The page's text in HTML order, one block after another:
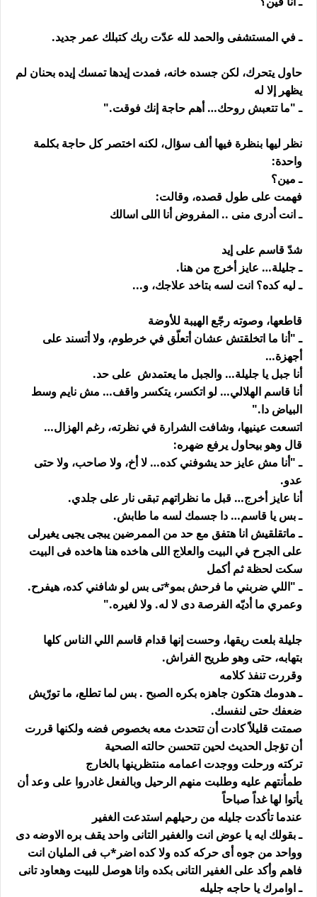
ـ في المستشفى والحمد لله عدّت ربك كتبلك عمر جديد.
حاول يتحرك، لكن جسده خانه، فمدت إيدها تمسك إيده بحنان لم
يظهر إلا له
ـ "ما تتعبش روحك… أهم حاجة إنك فوقت."
نظر ليها بنظرة فيها ألف سؤال، لكنه اختصر كل حاجة بكلمة
واحدة:
ـ مين؟
فهمت على طول قصده، وقالت:
ـ انت أدرى منى .. المفروض أنا اللى اسالك
شدّ قاسم على إيد
ـ جليلة… عايز أخرج من هنا.
ـ ليه كده؟ انت لسه بتاخد علاجك، و...
قاطعها، وصوته رجّع الهيبة للأوضة
ـ "أنا ما اتخلقتش عشان أتعلّق في خرطوم، ولا أتسند على
أجهزة…
أنا جبل يا جليلة… والجبل ما يعتمدش على حد.
أنا قاسم الهلالي… لو اتكسر، يتكسر واقف… مش نايم وسط
البياض دا."
اتسعت عينيها، وشافت الشرارة في نظرته، رغم الهزال…
قال وهو بيحاول يرفع ضهره:
ـ "أنا مش عايز حد يشوفني كده… لا أخ، ولا صاحب، ولا حتى
عدو.
أنا عايز أخرج… قبل ما نظراتهم تبقى نار على جلدي.
ـ بس يا قاسم… دا جسمك لسه ما طابش.
ـ ماتقلقيش انا هتفق مع حد من الممرضين يبجى يجيى يغيرلى
على الجرح في البيت والعلاج اللى هاخده هنا هاخده فى البيت
سكت لحظة ثم أكمل
ـ "اللي ضربني ما فرحش بمو*تى بس لو شافني كده، هيفرح.
وعمري ما أديّه الفرصة دى لا له. ولا لغيره."
جليلة بلعت ريقها، وحست إنها قدام قاسم اللي الناس كلها
بتهابه، حتى وهو طريح الفراش.
وقررت تنفذ كلامه
ـ هدومك هتكون جاهزه بكره الصبح . بس لما تطلع، ما تورّيش
ضعفك حتى لنفسك.
صمتت قليلاً كادت أن تتحدث معه بخصوص فضه ولكنها قررت
أن تؤجل الحديث لحين تتحسن حالته الصحية
تركته ورحلت ووجدت اعمامه منتظرينها بالخارج
طمأنتهم عليه وطلبت منهم الرحيل وبالفعل غادروا على وعد أن
يأتوا لها غداً صباحاً
عندما تأكدت جليله من رحيلهم استدعت الغفير
ـ بقولك ايه يا عوض انت والغفير التانى واحد يقف بره الاوضه دى
وواحد من جوه أى حركه كده ولا كده اضر*ب فى المليان انت
فاهم وأكد على الغفير التانى بكده وانا هوصل للبيت وهعاود تانى
ـ اوامرك يا حاجه جليله